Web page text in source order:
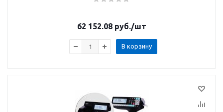
62 152.08 руб./шт
В корзину